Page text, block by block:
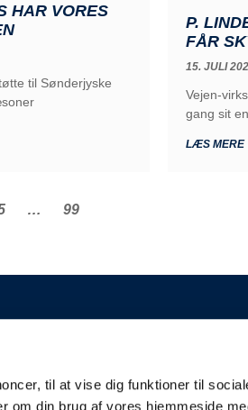
til at vise dig funktioner til
om din brug af vores hjemmeside
HAR VORES
til Sønderjyske
P.
FÅR
15. JULI
Vejen-
gang sit
LÆS MERE
… 99